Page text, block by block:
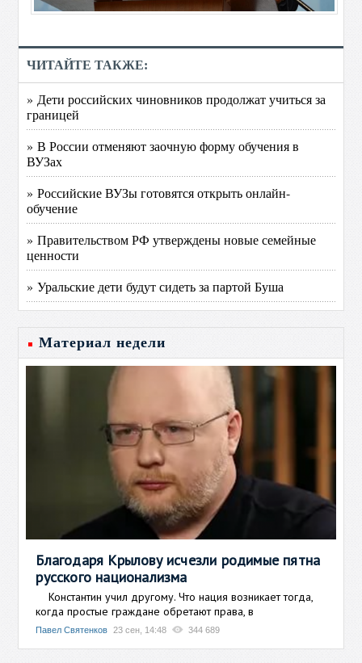
ЧИТАЙТЕ ТАКЖЕ:
» Дети российских чиновников продолжат учиться за
границей
» В России отменяют заочную форму обучения в
ВУЗах
» Российские ВУЗы готовятся открыть онлайн-
обучение
» Правительством РФ утверждены новые семейные
ценности
» Уральские дети будут сидеть за партой Буша
Материал недели
Благодаря Крылову исчезли родимые пятна
русского национализма
Константин учил другому. Что нация возникает тогда,
когда простые граждане обретают права, в
Павел Святенков 23 сен, 14:48 344 689